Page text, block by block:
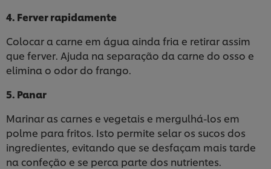
4. Ferver rapidamente
Colocar a carne em água ainda fria e retirar assim
que ferver. Ajuda na separação da carne do osso e
elimina o odor do frango.
5. Panar
Marinar as carnes e vegetais e mergulhá-los em
polme para fritos. Isto permite selar os sucos dos
ingredientes, evitando que se desfaçam mais tarde
na confeção e se perca parte dos nutrientes.